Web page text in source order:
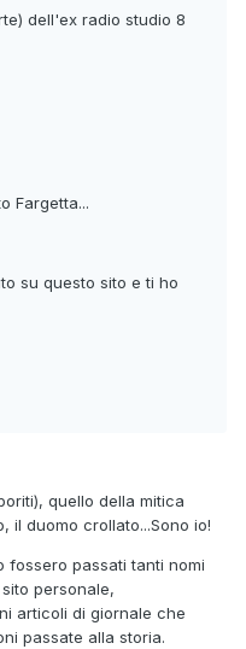
dell'ex radio studio 8
Fargetta...
su questo sito e ti ho
quello della mitica
il duomo crollato...Sono io!
fossero passati tanti nomi
personale,
articoli di giornale che
passate alla storia.